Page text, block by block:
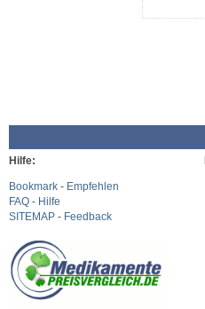
Hilfe:
Bookmark - Empfehlen
FAQ - Hilfe
SITEMAP - Feedback